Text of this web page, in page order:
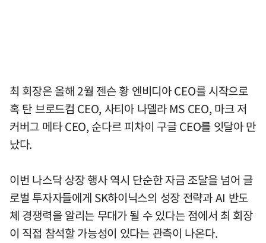
최 회장은 올해 2월 젠슨 황 엔비디아 CEO를 시작으로
혹 탄 브로드컴 CEO, 사티아 나델라 MS CEO, 마크 저
커버그 메타 CEO, 순다르 피차이 구글 CEO를 잇달아 만
났다.
이번 나스닥 상장 행사 역시 단순한 자금 조달을 넘어 글
로벌 투자자들에게 SK하이닉스의 성장 전략과 AI 반도
체 경쟁력을 알리는 무대가 될 수 있다는 점에서 최 회장
이 직접 참석할 가능성이 있다는 관측이 나온다.